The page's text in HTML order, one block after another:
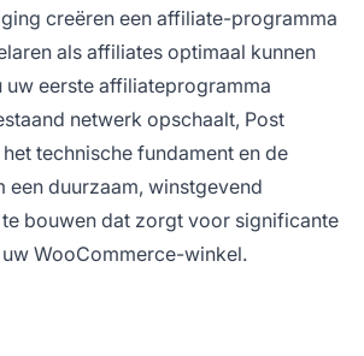
creëren een affiliate-programma
als affiliates optimaal kunnen
uw eerste affiliateprogramma
netwerk opschaalt, Post
technische fundament en de
een duurzaam, winstgevend
bouwen dat zorgt voor significante
WooCommerce-winkel.